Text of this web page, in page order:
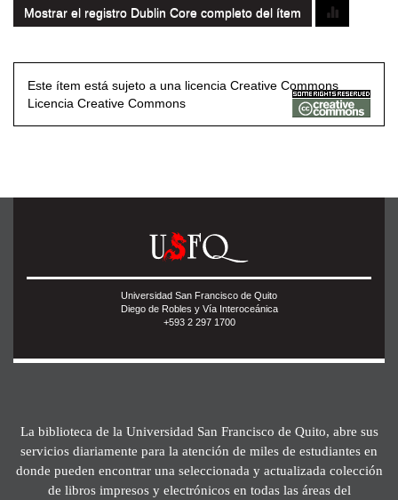
Mostrar el registro Dublin Core completo del ítem
Este ítem está sujeto a una licencia Creative Commons
Licencia Creative Commons
Universidad San Francisco de Quito
Diego de Robles y Vía Interoceánica
+593 2 297 1700
La biblioteca de la Universidad San Francisco de Quito, abre sus
servicios diariamente para la atención de miles de estudiantes en
donde pueden encontrar una seleccionada y actualizada colección
de libros impresos y electrónicos en todas las áreas del